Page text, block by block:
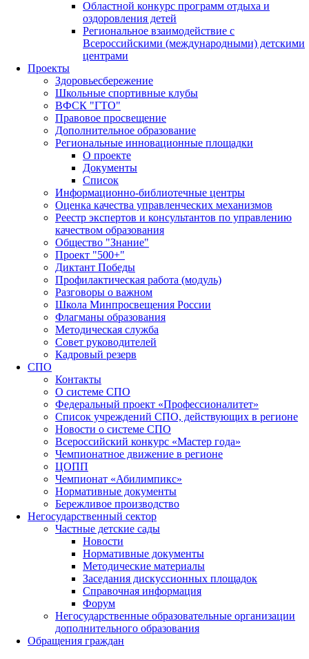
Областной конкурс программ отдыха и
оздоровления детей
Региональное взаимодействие с
Всероссийскими (международными) детскими
центрами
Проекты
Здоровьесбережение
Школьные спортивные клубы
ВФСК "ГТО"
Правовое просвещение
Дополнительное образование
Региональные инновационные площадки
О проекте
Документы
Список
Информационно-библиотечные центры
Оценка качества управленческих механизмов
Реестр экспертов и консультантов по управлению
качеством образования
Общество "Знание"
Проект "500+"
Диктант Победы
Профилактическая работа (модуль)
Разговоры о важном
Школа Минпросвещения России
Флагманы образования
Методическая служба
Совет руководителей
Кадровый резерв
СПО
Контакты
О системе СПО
Федеральный проект «Профессионалитет»
Список учреждений СПО, действующих в регионе
Новости о системе СПО
Всероссийский конкурс «Мастер года»
Чемпионатное движение в регионе
ЦОПП
Чемпионат «Абилимпикс»
Нормативные документы
Бережливое производство
Негосударственный сектор
Частные детские сады
Новости
Нормативные документы
Методические материалы
Заседания дискуссионных площадок
Справочная информация
Форум
Негосударственные образовательные организации
дополнительного образования
Обращения граждан